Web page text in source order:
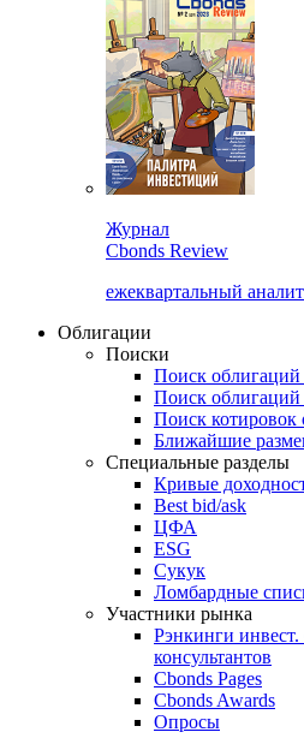
Журнал
Cbonds Review
ежеквартальный
Облигации
Поиски
Поиск
Поиск
Поиск котировок
Ближайшие
Специальные разделы
Кривые
Best bid/ask
ЦФА
ESG
Сукук
Ломбардные
Участники рынка
Рэнкинги
консультантов
Cbonds Pages
Cbonds Awards
Опросы